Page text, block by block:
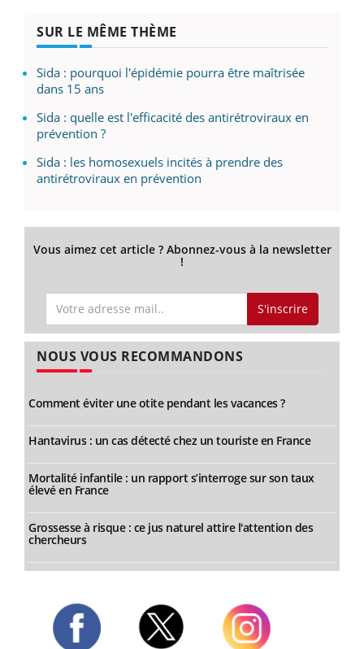
SUR LE MÊME THÈME
Sida : pourquoi l'épidémie pourra être maîtrisée
dans 15 ans
Sida : quelle est l'efficacité des antirétroviraux en
prévention ?
Sida : les homosexuels incités à prendre des
antirétroviraux en prévention
Vous aimez cet article ? Abonnez-vous à la newsletter
!
S'inscrire
NOUS VOUS RECOMMANDONS
Comment éviter une otite pendant les vacances ?
Hantavirus : un cas détecté chez un touriste en France
Mortalité infantile : un rapport s’interroge sur son taux
élevé en France
Grossesse à risque : ce jus naturel attire l'attention des
chercheurs